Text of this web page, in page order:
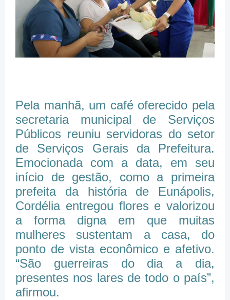
Pela manhã, um café oferecido pela
secretaria municipal de Serviços
Públicos reuniu servidoras do setor
de Serviços Gerais da Prefeitura.
Emocionada com a data, em seu
início de gestão, como a primeira
prefeita da história de Eunápolis,
Cordélia entregou flores e valorizou
a forma digna em que muitas
mulheres sustentam a casa, do
ponto de vista econômico e afetivo.
“São guerreiras do dia a dia,
presentes nos lares de todo o país”,
afirmou.